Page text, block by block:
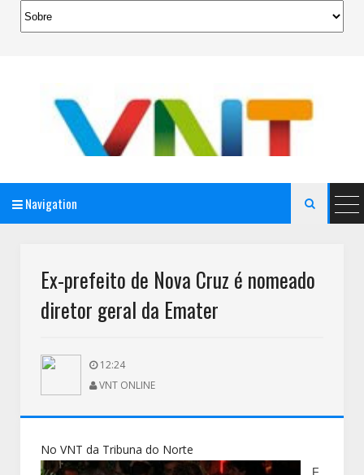
Navigation 
Ex-prefeito de Nova Cruz é nomeado
diretor geral da Emater
12:24
VNT ONLINE
No VNT da Tribuna do Norte
F